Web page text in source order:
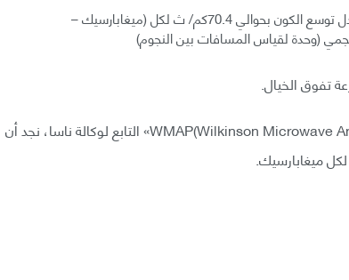
واعتبارًا من شهر آذار للعام 2013 أصبحت وكالة ناسا تقدّر معدل توسع الكون بحوالي 70.4كم/ ث لكل (ميغابارسيك –
وبالاعتماد على بيانات المرصد الفلكي«WMAP(Wilkinson Microwave Anisotropy Probe)» التابع لوكالة ناسا، نجد أن